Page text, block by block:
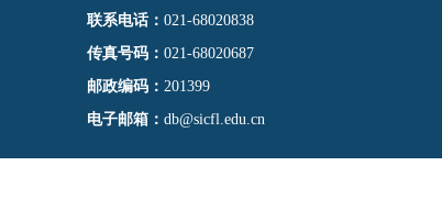
联系电话： 021-68020838
传真号码： 021-68020687
邮政编码： 201399
电子邮箱： db@sicfl.edu.cn